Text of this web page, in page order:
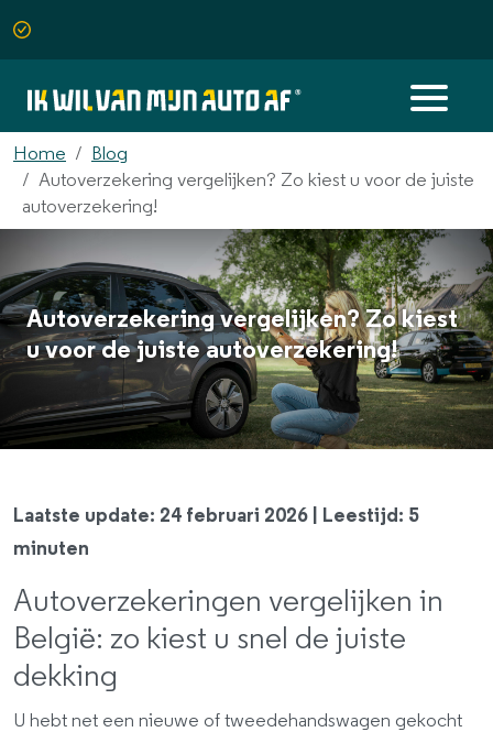
Home
Blog
Autoverzekering vergelijken? Zo kiest u voor de juiste
autoverzekering!
Autoverzekering vergelijken? Zo kiest
u voor de juiste autoverzekering!
Laatste update: 24 februari 2026 | Leestijd: 5
minuten
Autoverzekeringen vergelijken in
België: zo kiest u snel de juiste
dekking
U hebt net een nieuwe of tweedehandswagen gekocht